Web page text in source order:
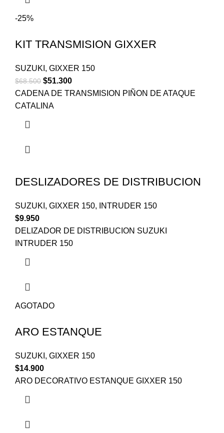
-25%
KIT TRANSMISION GIXXER
SUZUKI , GIXXER 150
$68.500 $51.300
CADENA DE TRANSMISION PIÑON DE ATAQUE
CATALINA
DESLIZADORES DE DISTRIBUCION
SUZUKI , GIXXER 150,
INTRUDER 150
$9.950
DELIZADOR DE DISTRIBUCION SUZUKI
INTRUDER 150
AGOTADO
ARO ESTANQUE
SUZUKI , GIXXER 150
$14.900
ARO DECORATIVO ESTANQUE GIXXER 150